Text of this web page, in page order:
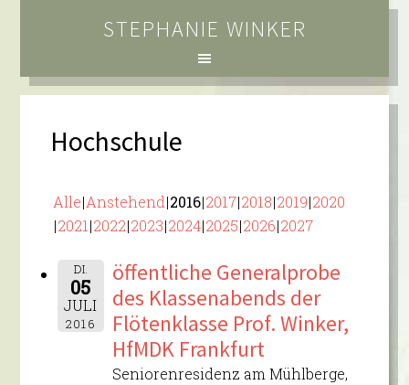
STEPHANIE WINKER
Hochschule
Alle Anstehend 2016 2017 2018 2019 2020
2021 2022 2023 2024 2025 2026 2027
DI.
05
JULI
2016
öffentliche Generalprobe
des Klassenabends der
Flötenklasse Prof. Winker,
HfMDK Frankfurt
Seniorenresidenz am Mühlberge,